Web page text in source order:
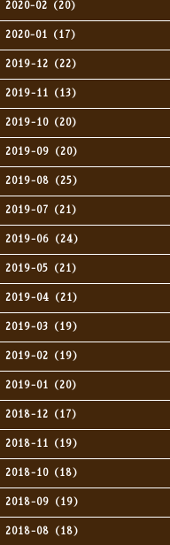
2020-02（20）
2020-01（17）
2019-12（22）
2019-11（13）
2019-10（20）
2019-09（20）
2019-08（25）
2019-07（21）
2019-06（24）
2019-05（21）
2019-04（21）
2019-03（19）
2019-02（19）
2019-01（20）
2018-12（17）
2018-11（19）
2018-10（18）
2018-09（19）
2018-08（18）